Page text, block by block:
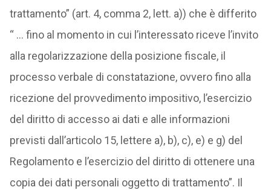
trattamento” (art. 4, comma 2, lett. a)) che è differito
“ … fino al momento in cui l’interessato riceve l’invito
alla regolarizzazione della posizione fiscale, il
processo verbale di constatazione, ovvero fino alla
ricezione del provvedimento impositivo, l’esercizio
del diritto di accesso ai dati e alle informazioni
previsti dall’articolo 15, lettere a), b), c), e) e g) del
Regolamento e l’esercizio del diritto di ottenere una
copia dei dati personali oggetto di trattamento”. Il